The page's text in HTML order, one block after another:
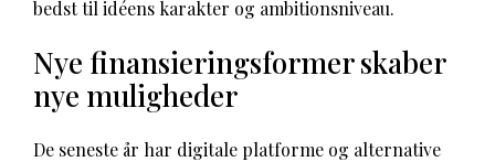
bedst til idéens karakter og ambitionsniveau.
Nye finansieringsformer skaber
nye muligheder
De seneste år har digitale platforme og alternative